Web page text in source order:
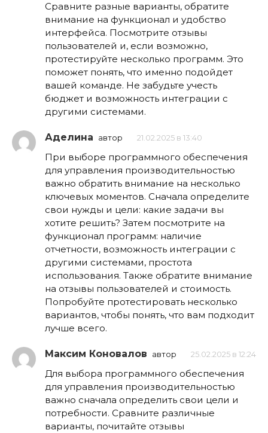
Сравните разные варианты, обратите
внимание на функционал и удобство
интерфейса. Посмотрите отзывы
пользователей и, если возможно,
протестируйте несколько программ. Это
поможет понять, что именно подойдет
вашей команде. Не забудьте учесть
бюджет и возможность интеграции с
другими системами.
Аделина автор 21.02.2025 в 13:40
При выборе программного обеспечения
для управления производительностью
важно обратить внимание на несколько
ключевых моментов. Сначала определите
свои нужды и цели: какие задачи вы
хотите решить? Затем посмотрите на
функционал программ: наличие
отчетности, возможность интеграции с
другими системами, простота
использования. Также обратите внимание
на отзывы пользователей и стоимость.
Попробуйте протестировать несколько
вариантов, чтобы понять, что вам подходит
лучше всего.
Максим Коновалов автор 25.02.2025 в 12:24
Для выбора программного обеспечения
для управления производительностью
важно сначала определить свои цели и
потребности. Сравните различные
варианты, почитайте отзывы